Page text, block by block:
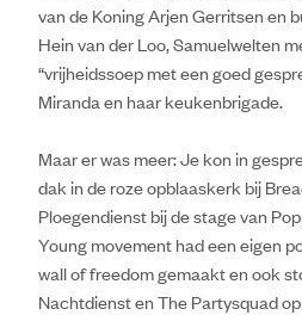
van de Koning Arjen Gerritsen en
Hein van der Loo, Samuelwelten
“vrijheidssoep met een goed
Miranda en haar keukenbrigade.
Maar er was meer: Je kon in
dak in de roze opblaaskerk bij
Ploegendienst bij de stage van
Young movement had een eigen
wall of freedom gemaakt en ook
Nachtdienst en The Partysquad